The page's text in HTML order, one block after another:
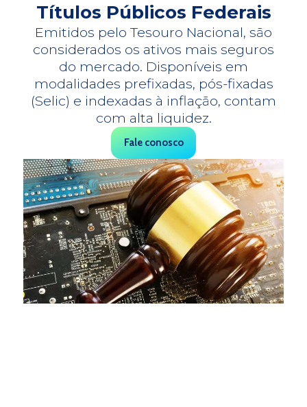
Títulos Públicos Federais
Emitidos pelo Tesouro Nacional, são
considerados os ativos mais seguros
do mercado. Disponíveis em
modalidades prefixadas, pós-fixadas
(Selic) e indexadas à inflação, contam
com alta liquidez.
Fale conosco